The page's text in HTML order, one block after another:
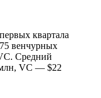
квартала
венчурных
Средний
млн, VC — $22